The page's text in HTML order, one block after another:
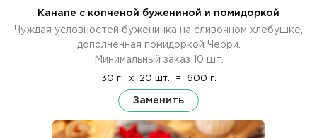
Канапе с копченой бужениной и помидоркой
Чуждая условностей буженинка на сливочном хлебушке,
дополненная помидоркой Черри.
Минимальный заказ 10 шт.
30 г. x 20 шт. = 600 г.
Заменить